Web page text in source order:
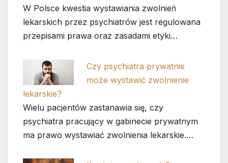
W Polsce kwestia wystawiania zwolnień
lekarskich przez psychiatrów jest regulowana
przepisami prawa oraz zasadami etyki…
Czy psychiatra prywatnie
może wystawić zwolnienie
lekarskie?
Wielu pacjentów zastanawia się, czy
psychiatra pracujący w gabinecie prywatnym
ma prawo wystawiać zwolnienia lekarskie.…